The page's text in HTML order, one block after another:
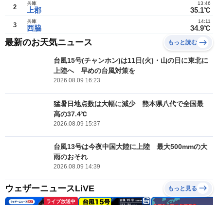
2 上郡
兵庫
35.1℃
13:46
3 西脇
兵庫
34.9℃
14:11
最新のお天気ニュース もっと読む
台風15号(チャンホン)は11日(火)・山の日に東北に
上陸へ 早めの台風対策を
2026.08.09 16:23
猛暑日地点数は大幅に減少 熊本県八代で全国最
高の37.4℃
2026.08.09 15:37
台風13号は今夜中国大陸に上陸 最大500mmの大
雨のおそれ
2026.08.09 14:39
ウェザーニュースLiVE もっと見る
ライブ放送中